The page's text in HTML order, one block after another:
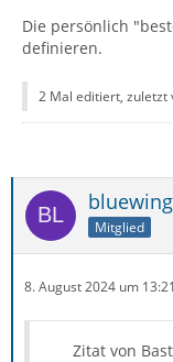
Die persönlich
definieren.
2 Mal editiert, zuletzt
bluewing
Mitglied
8. August 2024 um 13:21
Zitat von